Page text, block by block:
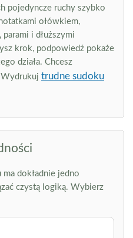
pojedyncze ruchy szybko
ołówkiem,
i dłuższymi
krok, podpowiedź pokaże
działa. Chcesz
Wydrukuj trudne sudoku
dokładnie jedno
czystą logiką. Wybierz